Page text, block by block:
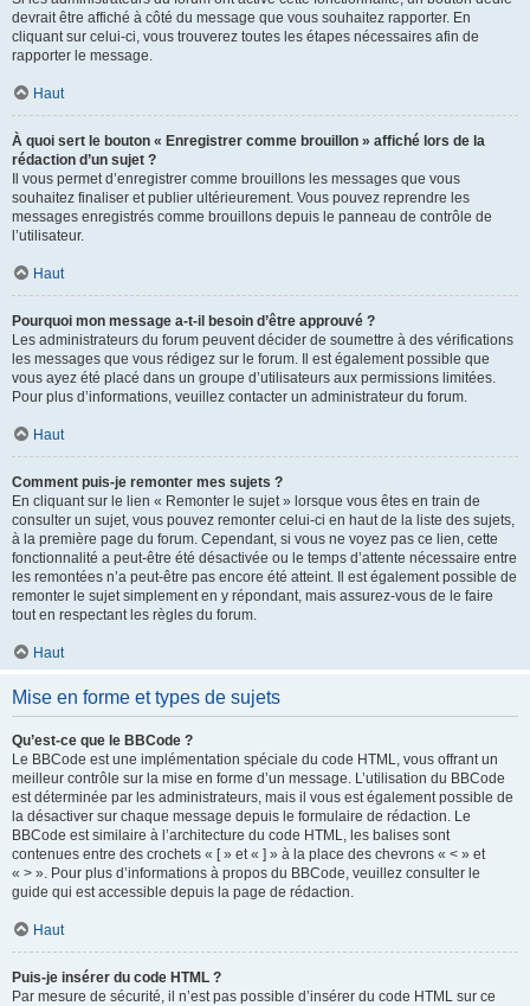
devrait être affiché à côté du message que vous souhaitez rapporter. En
cliquant sur celui-ci, vous trouverez toutes les étapes nécessaires afin de
rapporter le message.
Haut
À quoi sert le bouton « Enregistrer comme brouillon » affiché lors de la
rédaction d’un sujet ?
Il vous permet d’enregistrer comme brouillons les messages que vous
souhaitez finaliser et publier ultérieurement. Vous pouvez reprendre les
messages enregistrés comme brouillons depuis le panneau de contrôle de
l’utilisateur.
Haut
Pourquoi mon message a-t-il besoin d’être approuvé ?
Les administrateurs du forum peuvent décider de soumettre à des vérifications
les messages que vous rédigez sur le forum. Il est également possible que
vous ayez été placé dans un groupe d’utilisateurs aux permissions limitées.
Pour plus d’informations, veuillez contacter un administrateur du forum.
Haut
Comment puis-je remonter mes sujets ?
En cliquant sur le lien « Remonter le sujet » lorsque vous êtes en train de
consulter un sujet, vous pouvez remonter celui-ci en haut de la liste des sujets,
à la première page du forum. Cependant, si vous ne voyez pas ce lien, cette
fonctionnalité a peut-être été désactivée ou le temps d’attente nécessaire entre
les remontées n’a peut-être pas encore été atteint. Il est également possible de
remonter le sujet simplement en y répondant, mais assurez-vous de le faire
tout en respectant les règles du forum.
Haut
Mise en forme et types de sujets
Qu’est-ce que le BBCode ?
Le BBCode est une implémentation spéciale du code HTML, vous offrant un
meilleur contrôle sur la mise en forme d’un message. L’utilisation du BBCode
est déterminée par les administrateurs, mais il vous est également possible de
la désactiver sur chaque message depuis le formulaire de rédaction. Le
BBCode est similaire à l’architecture du code HTML, les balises sont
contenues entre des crochets « [ » et « ] » à la place des chevrons « < » et
« > ». Pour plus d’informations à propos du BBCode, veuillez consulter le
guide qui est accessible depuis la page de rédaction.
Haut
Puis-je insérer du code HTML ?
Par mesure de sécurité, il n’est pas possible d’insérer du code HTML sur ce